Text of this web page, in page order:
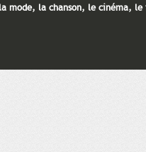
mode, la chanson, le cinéma,